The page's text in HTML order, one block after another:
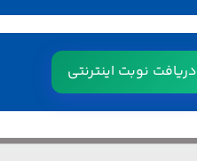
دریافت نوبت اینترنتی